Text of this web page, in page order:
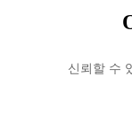
신뢰할 수